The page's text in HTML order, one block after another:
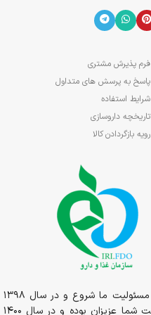
فرم پذیرش مشتری
پاسخ به پرسش های متداول
شرایط استفاده
تاریخچه داروسازی
رویه بازگردادن کالا
از سال 1394در قالب داروخانه حضوری مسئولیت ما شروع و در سال 1398
داروخانه به صورت شبانه روزی در خدمت شما عزیزان بوده و در سال 1400